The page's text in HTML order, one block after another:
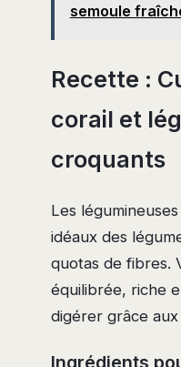
semoule
Recette :
corail et
croquants
Les
idéaux des
quotas de fibres.
équilibrée, riche
digérer grâce aux